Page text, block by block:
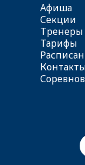
Афиша
Секции
Тренеры
Тарифы